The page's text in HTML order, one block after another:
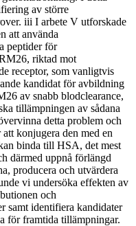
av större
iii I arbete V utforskade
att använda
peptider för
riktad mot
receptor, som vanligtvis
kandidat för avbildning
av snabb blodclearance,
tillämpningen av sådana
detta problem och
konjugera den med en
binda till HSA, det mest
därmed uppnå förlängd
producera och utvärdera
vi undersöka effekten av
och
samt identifiera kandidater
för framtida tillämpningar.